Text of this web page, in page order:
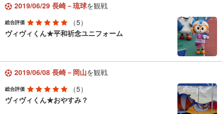
2019/06/29 長崎－琉球を観戦
総合評価
（5）
ヴィヴィくん★平和祈念ユニフォーム
2019/06/08 長崎－岡山を観戦
総合評価
（5）
ヴィヴィくん★おやすみ？